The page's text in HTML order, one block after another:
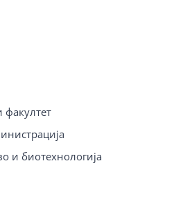
и биотехнологија